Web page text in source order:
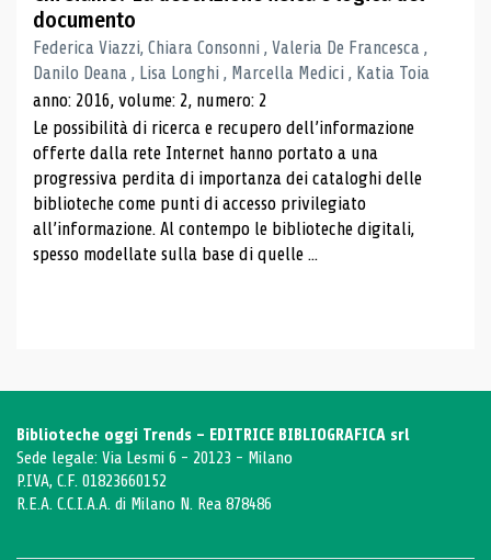
documento
Federica Viazzi, Chiara Consonni , Valeria De Francesca ,
Danilo Deana , Lisa Longhi , Marcella Medici , Katia Toia
anno: 2016, volume: 2, numero: 2
Le possibilità di ricerca e recupero dell’informazione
offerte dalla rete Internet hanno portato a una
progressiva perdita di importanza dei cataloghi delle
biblioteche come punti di accesso privilegiato
all’informazione. Al contempo le biblioteche digitali,
spesso modellate sulla base di quelle ...
Biblioteche oggi Trends - EDITRICE BIBLIOGRAFICA srl
Sede legale: Via Lesmi 6 - 20123 - Milano
P.IVA, C.F. 01823660152
R.E.A. C.C.I.A.A. di Milano N. Rea 878486